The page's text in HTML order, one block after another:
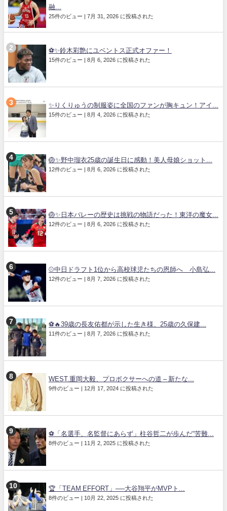
融...
25件のビュー 7月 31, 2026 に投稿された
⚽✨鈴木彩艶にユベントス正式オファー！
15件のビュー 8月 6, 2026 に投稿された
✨りくりゅうの制服姿に全国のファンが胸キュン！アイ...
15件のビュー 8月 4, 2026 に投稿された
🏐✨野中瑠衣25歳の誕生日に感動！美人母娘ショット...
12件のビュー 8月 6, 2026 に投稿された
🏐✨日本バレーの歴史は挑戦の物語だった！東洋の魔女...
12件のビュー 8月 6, 2026 に投稿された
⚾中日ドラフト1位から高校球児たちの恩師へ 小島弘...
12件のビュー 8月 7, 2026 に投稿された
⚽🔥39歳の長友佑都が示した生き様、25歳の久保建...
11件のビュー 8月 7, 2026 に投稿された
WEST.重岡大毅、プロボクサーへの道 – 新たな...
9件のビュー 12月 17, 2024 に投稿された
⚽「名選手、名監督にあらず」柱谷哲二が歩んだ“苦難...
8件のビュー 11月 2, 2025 に投稿された
🏆「TEAM EFFORT」──大谷翔平がMVPト...
8件のビュー 10月 22, 2025 に投稿された